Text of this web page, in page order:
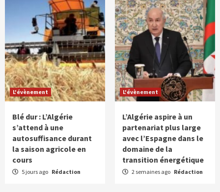
L'évènement
Blé dur : L’Algérie
s’attend à une
autosuffisance durant
la saison agricole en
cours
5 jours ago Rédaction
L'évènement
L’Algérie aspire à un
partenariat plus large
avec l’Espagne dans le
domaine de la
transition énergétique
2 semaines ago Rédaction